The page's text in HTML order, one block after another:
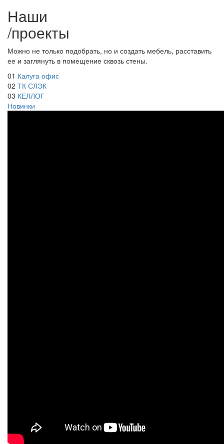
Наши
/проекты
Можно не только подобрать, но и создать мебель, расставить
ее и заглянуть в помещение сквозь стены.
01 Калуга офис
02 ТК СЛЭК
03 КЕЛЛОГ
Новинки